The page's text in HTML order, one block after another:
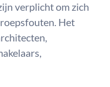
verplicht om zich
Het